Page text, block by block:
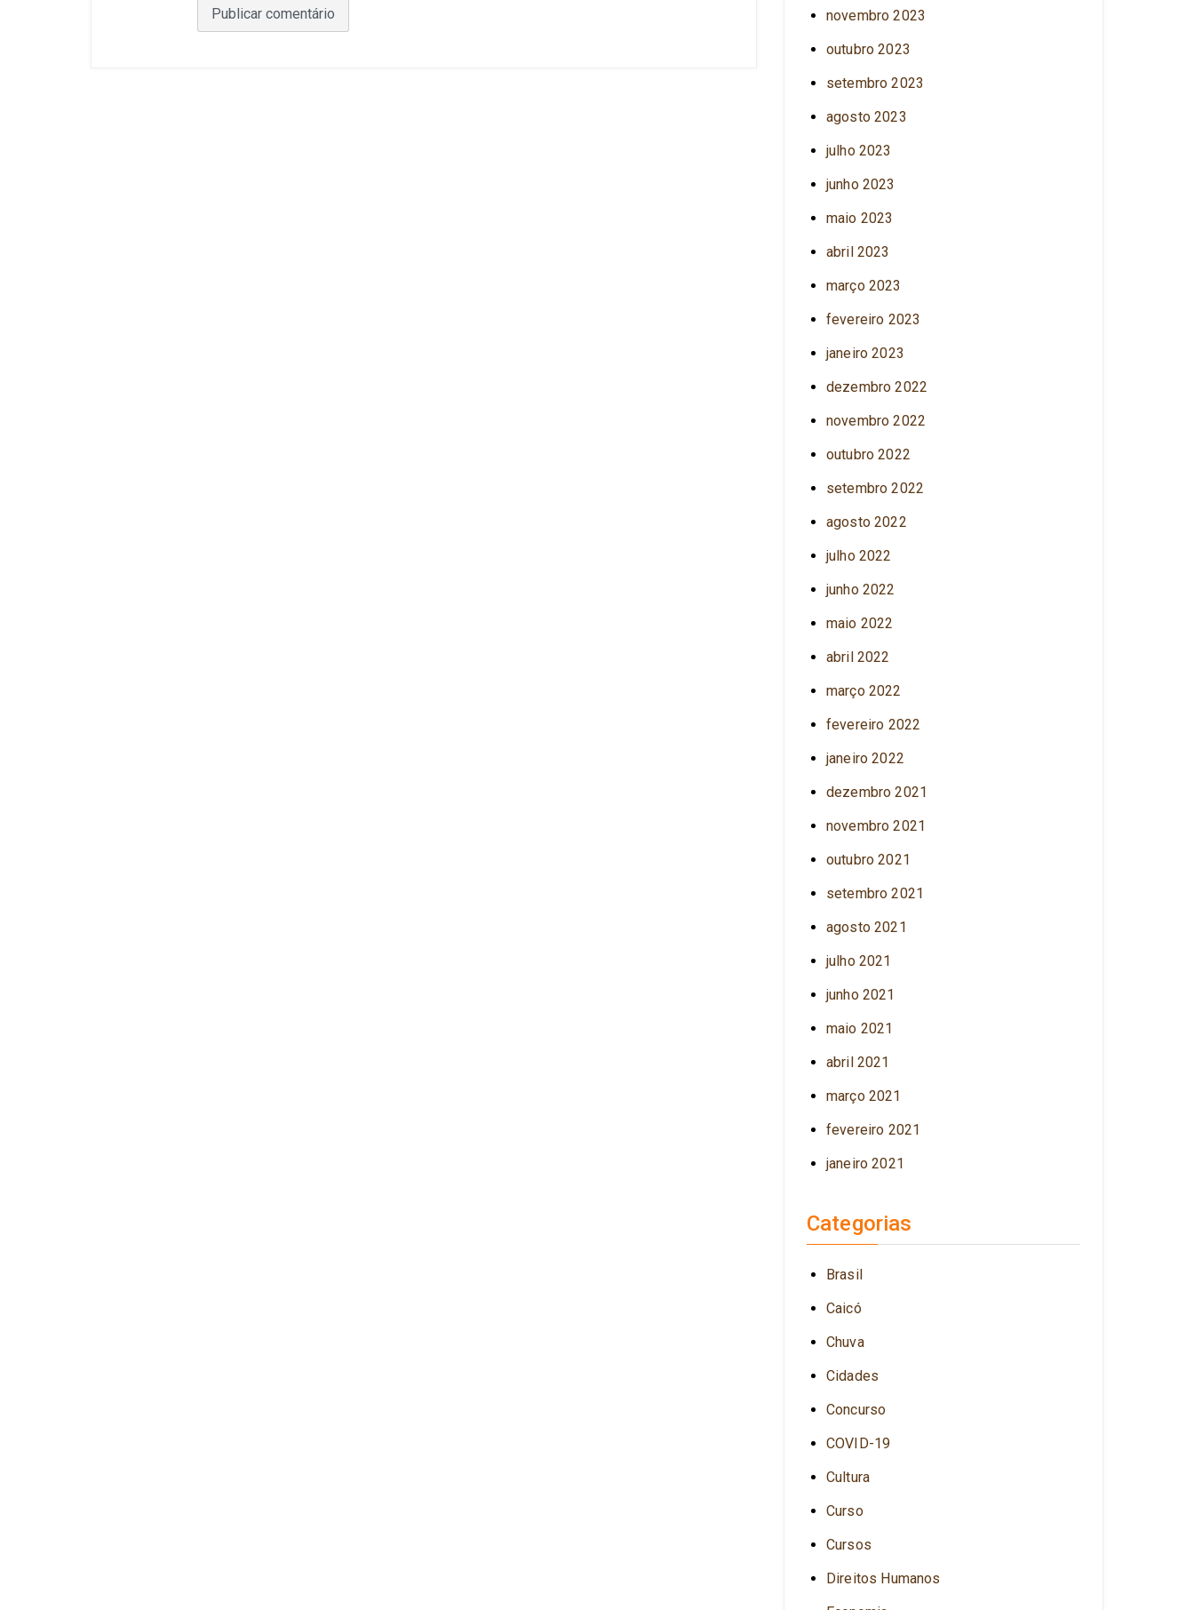
novembro 2023
outubro 2023
setembro 2023
agosto 2023
julho 2023
junho 2023
maio 2023
abril 2023
março 2023
fevereiro 2023
janeiro 2023
dezembro 2022
novembro 2022
outubro 2022
setembro 2022
agosto 2022
julho 2022
junho 2022
maio 2022
abril 2022
março 2022
fevereiro 2022
janeiro 2022
dezembro 2021
novembro 2021
outubro 2021
setembro 2021
agosto 2021
julho 2021
junho 2021
maio 2021
abril 2021
março 2021
fevereiro 2021
janeiro 2021
Categorias
Brasil
Caicó
Chuva
Cidades
Concurso
COVID-19
Cultura
Curso
Cursos
Direitos Humanos